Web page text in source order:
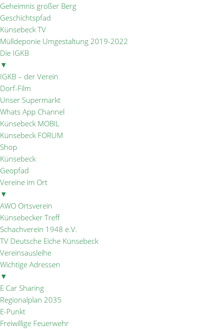
Geheimnis großer Berg
Geschichtspfad
Künsebeck TV
Mülldeponie Umgestaltung 2019-2022
Die IGKB
▼
IGKB – der Verein
Dorf-Film
Unser Supermarkt
Whats App Channel
Künsebeck MOBIL
Künsebeck FORUM
Shop
Künsebeck
Geopfad
Vereine im Ort
▼
AWO Ortsverein
Künsebecker Treff
Schachverein 1948 e.V.
TV Deutsche Eiche Künsebeck
Vereinsausleihe
Wichtige Adressen
▼
E Car Sharing
Regionalplan 2035
E-Punkt
Freiwillige Feuerwehr